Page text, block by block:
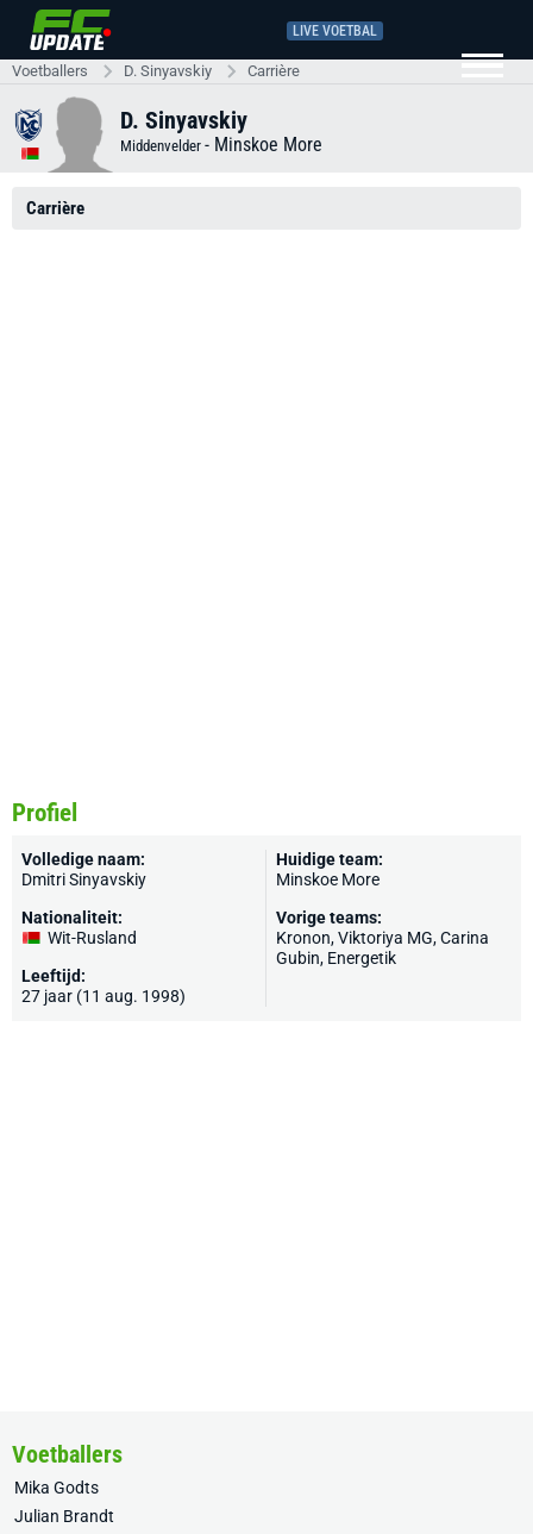
LIVE VOETBAL
Voetballers D. Sinyavskiy Carrière
D. Sinyavskiy
Middenvelder - Minskoe More
Carrière
Profiel
Volledige naam:
Dmitri Sinyavskiy
Nationaliteit:
Wit-Rusland
Leeftijd:
27 jaar (11 aug. 1998)
Huidige team:
Minskoe More
Vorige teams:
Kronon, Viktoriya MG, Carina
Gubin, Energetik
Voetballers
Mika Godts
Julian Brandt